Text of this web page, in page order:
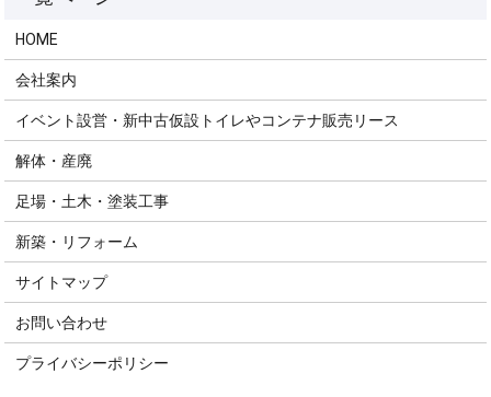
HOME
会社案内
イベント設営・新中古仮設トイレやコンテナ販売リース
解体・産廃
足場・土木・塗装工事
新築・リフォーム
サイトマップ
お問い合わせ
プライバシーポリシー